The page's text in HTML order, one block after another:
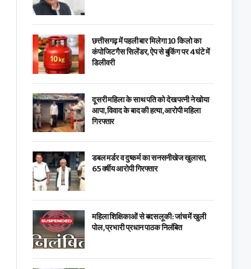
छत्तीसगढ़ में पहली बार मिलेगा 10 किलो का
कंपोजिट गैस सिलेंडर, ऐप से बुकिंग पर 4 घंटे में
डिलीवरी
दूसरी महिला के साथ पति को देख पत्नी ने खोया
आपा, विवाद के बाद की हत्या, आरोपी महिला
गिरफ्तार
डबल मर्डर व दुष्कर्म का सनसनीखेज खुलासा,
65 वर्षीय आरोपी गिरफ्तार
महिला शिक्षिकाओं से बदसलूकी: जांच में खुली
पोल, प्रभारी प्रधान पाठक निलंबित